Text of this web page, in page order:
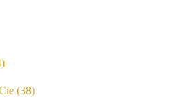
(38)